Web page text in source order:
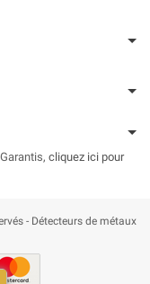
cliquez ici pour
- Détecteurs de métaux